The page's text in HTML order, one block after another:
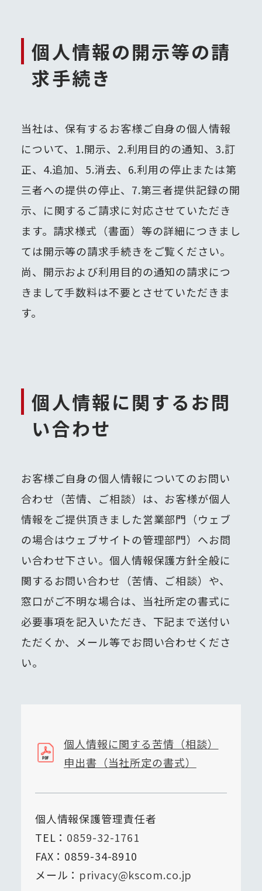
個人情報の開示等の請
求手続き
当社は、保有するお客様ご自身の個人情報
について、1.開示、2.利用目的の通知、3.訂
正、4.追加、5.消去、6.利用の停止または第
三者への提供の停止、7.第三者提供記録の開
示、に関するご請求に対応させていただき
ます。請求様式（書面）等の詳細につきまし
ては開示等の請求手続きをご覧ください。
尚、開示および利用目的の通知の請求につ
きまして手数料は不要とさせていただきま
す。
個人情報に関するお問
い合わせ
お客様ご自身の個人情報についてのお問い
合わせ（苦情、ご相談）は、お客様が個人
情報をご提供頂きました営業部門（ウェブ
の場合はウェブサイトの管理部門）へお問
い合わせ下さい。個人情報保護方針全般に
関するお問い合わせ（苦情、ご相談）や、
窓口がご不明な場合は、当社所定の書式に
必要事項を記入いただき、下記まで送付い
ただくか、メール等でお問い合わせくださ
い。
個人情報に関する苦情（相談）
申出書（当社所定の書式）
個人情報保護管理責任者
TEL： 0859-32-1761
FAX：0859-34-8910
メール： privacy@kscom.co.jp